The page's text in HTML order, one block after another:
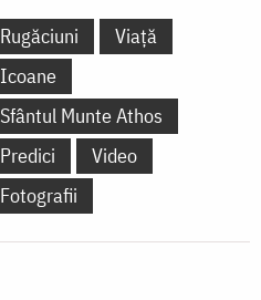
Rugăciuni
Viață
Icoane
Sfântul Munte Athos
Predici
Video
Fotografii